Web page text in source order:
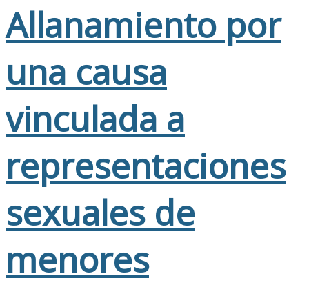
Allanamiento por
una causa
vinculada a
representaciones
sexuales de
menores